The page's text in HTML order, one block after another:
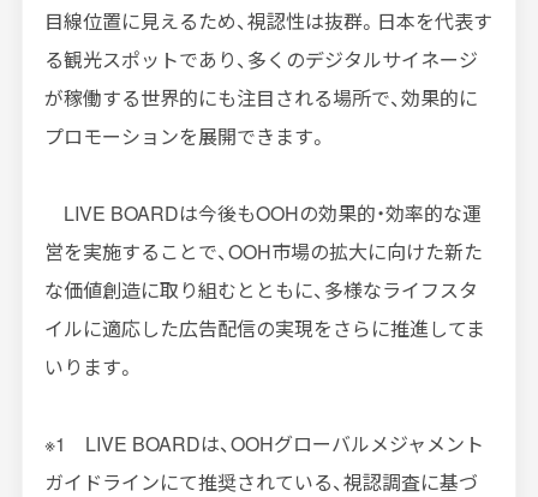
目線位置に見えるため、視認性は抜群。日本を代表す
る観光スポットであり、多くのデジタルサイネージ
が稼働する世界的にも注目される場所で、効果的に
プロモーションを展開できます。
LIVE BOARDは今後もOOHの効果的・効率的な運
営を実施することで、 OOH市場の拡大に向けた新た
な価値創造に取り組むとともに、多様なライフスタ
イルに適応した広告配信の実現をさらに推進してま
いります。
※1 LIVE BOARDは、 OOHグローバルメジャメント
ガイドラインにて推奨されている、視認調査に基づ